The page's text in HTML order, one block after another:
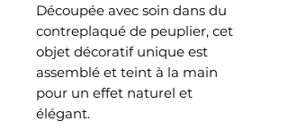
Découpée avec soin dans du
contreplaqué de peuplier, cet
objet décoratif unique est
assemblé et teint à la main
pour un effet naturel et
élégant.